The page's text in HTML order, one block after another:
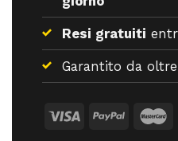
Resi gratuiti
Garantito da oltre